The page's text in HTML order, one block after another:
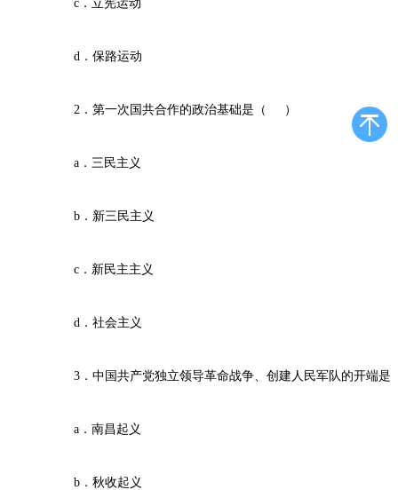
c．立宪运动
d．保路运动
2．第一次国共合作的政治基础是（ ）
a．三民主义
b．新三民主义
c．新民主主义
d．社会主义
3．中国共产党独立领导革命战争、创建人民军队的开端
a．南昌起义
b．秋收起义